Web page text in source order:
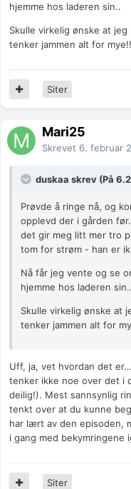
hjemme hos laderen sin..
Skulle virkelig ønske at
tenker jammen alt for mye!!
Siter
Mari25
Skrevet 6. februar
duskaa skrev (På
Prøvde å ringe nå, og
opplevd der i gården
det gir meg litt mer tro
tom for strøm - han er
Nå får jeg vente og se
hjemme hos laderen sin..
Skulle virkelig ønske at
tenker jammen alt for
Uff, ja, vet hvordan det
tenker ikke noe over det i
deilig!). Mest sannsynlig
tenkt over at du kunne
har lært av den episoden,
i gang med bekymringene
Siter